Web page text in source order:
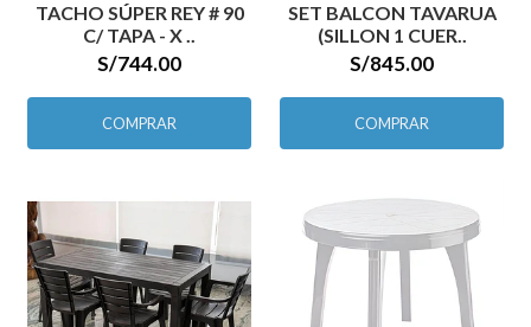
TACHO SÚPER REY # 90
C/ TAPA - X ..
S/744.00
COMPRAR
SET BALCON TAVARUA
(SILLON 1 CUER..
S/845.00
COMPRAR